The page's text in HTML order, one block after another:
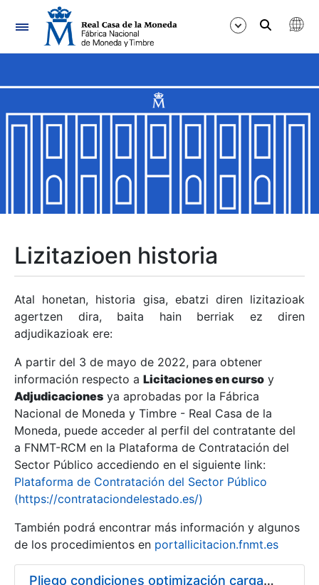
Nabigazioa
Erakutsi/Ezkutatu
Erakutsi/Ezkutatu
Erakutsi/Ezkutatu
Erakutsi/Ezkutatu
Erakutsi/Ezkutatu
Erakutsi/Ezkutatu
Erakutsi/Ezkutatu
Lizitazioen historia
Atal honetan, historia gisa, ebatzi diren lizitazioak
agertzen dira, baita hain berriak ez diren
adjudikazioak ere:
A partir del 3 de mayo de 2022, para obtener
información respecto a Licitaciones en curso y
Adjudicaciones ya aprobadas por la Fábrica
Nacional de Moneda y Timbre - Real Casa de la
Moneda, puede acceder al perfil del contratante del
a FNMT-RCM en la Plataforma de Contratación del
Sector Público accediendo en el siguiente link:
Plataforma de Contratación del Sector Público
(https://contrataciondelestado.es/)
También podrá encontrar más información y algunos
de los procedimientos en portallicitacion.fnmt.es
Pliego condiciones optimización cargas compras firmado